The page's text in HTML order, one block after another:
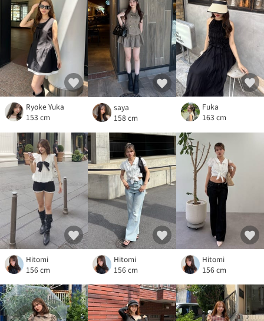
Ryoke Yuka
153 cm
saya
158 cm
Fuka
163 cm
Hitomi
156 cm
Hitomi
156 cm
Hitomi
156 cm